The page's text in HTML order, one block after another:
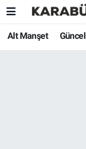
Alt Manşet Güncel